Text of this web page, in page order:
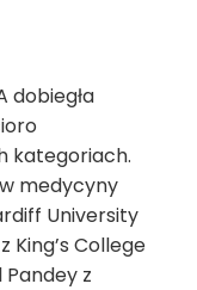
dobiegła
kategoriach.
medycyny
University
King’s College
z